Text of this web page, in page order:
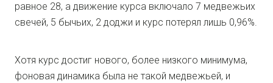
равное 28, а движение курса включало 7 медвежьих
свечей, 5 бычьих, 2 доджи и курс потерял лишь 0,96%.
Хотя курс достиг нового, более низкого минимума,
фоновая динамика была не такой медвежьей, и